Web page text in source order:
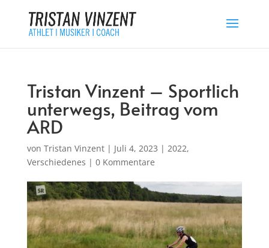
Tristan Vinzent – Sportlich
unterwegs, Beitrag vom
ARD
von Tristan Vinzent| Juli 4, 2023 | 2022,
Verschiedenes | 0 Kommentare